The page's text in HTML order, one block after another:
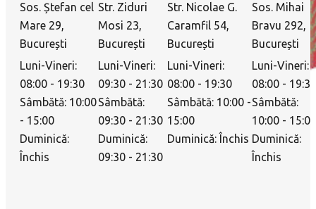
Sos. Ștefan cel
Mare 29,
București
Luni-Vineri:
08:00 - 19:30
Sâmbătă: 10:00
- 15:00
Duminică:
Închis
Str. Ziduri
Mosi 23,
București
Luni-Vineri:
09:30 - 21:30
Sâmbătă:
09:30 - 21:30
Duminică:
09:30 - 21:30
Str. Nicolae G.
Caramfil 54,
București
Luni-Vineri:
08:00 - 19:30
Sâmbătă: 10:00 -
15:00
Duminică: Închis
Sos. Mihai
Bravu 292,
București
Luni-Vineri:
08:00 - 19:30
Sâmbătă:
10:00 - 15:00
Duminică:
Închis